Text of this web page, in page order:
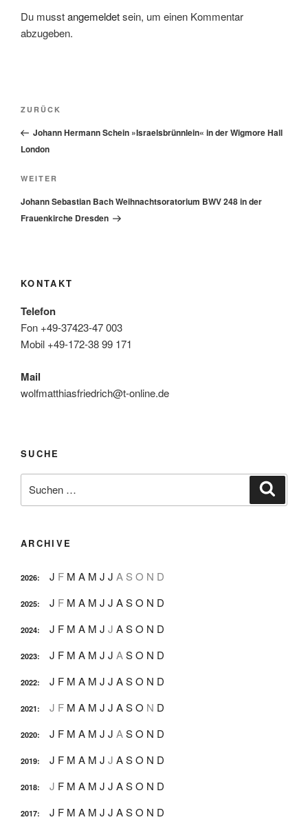
Du musstangemeldetsein, um einen Kommentar
abzugeben.
Beitragsnavigation
Vorheriger
Beitrag
ZURÜCK
Johann Hermann Schein »Israelsbrünnlein« in der Wigmore Hall
London
Nächster
Beitrag
WEITER
Johann Sebastian Bach Weihnachtsoratorium BWV 248 in der
Frauenkirche Dresden
KONTAKT
Telefon
Fon +49-37423-47 003
Mobil +49-172-38 99 171
Mail
wolfmatthiasfriedrich@t-online.de
SUCHE
nach:
ARCHIVE
2026: J F M A M J J A S O N D
2025: J F M A M J J ASO N D
2024: J F M A M J J ASO N D
2023: J F M A M J J ASO N D
2022: J F M A M J J ASO N D
2021: J F M A M J J ASO N D
2020: J F M A M J J ASO N D
2019: J F M A M J J ASO N D
2018: J F M A M J J ASO N D
2017: J F M A M J J ASO N D